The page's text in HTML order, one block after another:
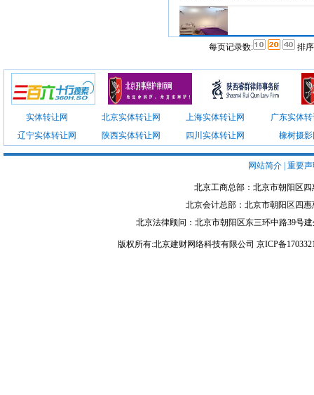
每页记录数: 排
实体转让网 北京实体转让网 上海实体转让网
广东实体
辽宁实体转让网
陕西实体转让网 四川实体转让网 橡树摄影
网站简介 重要
北京工商总部：北京市朝阳区四
北京会计总部：北京市朝阳区四惠
北京法律顾问：北京市朝阳区东三环中路39号建
版权所有:北京建财网络科技有限公司 京ICP备